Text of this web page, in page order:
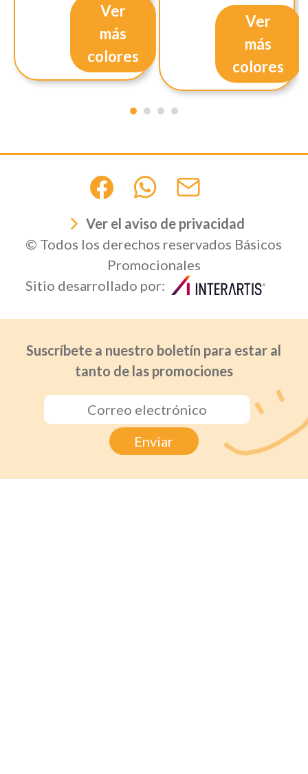
Ver
más
colores
Ver
más
colores
Ver el aviso de privacidad
© Todos los derechos reservados Básicos
Promocionales
Sitio desarrollado por:
Suscríbete a nuestro boletín para estar al
tanto de las promociones